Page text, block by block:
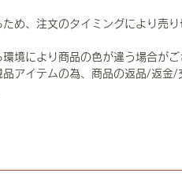
め、注文のタイミングにより売
境により商品の色が違う場合がご
品アイテムの為、商品の返品/返金/